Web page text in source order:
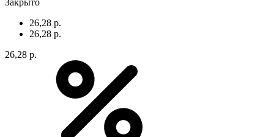
26,28 р.
26,28 р.
26,28 р.